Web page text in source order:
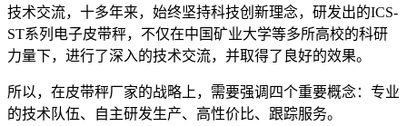
技术交流，十多年来，始终坚持科技创新理念，研发出的ICS-
ST系列电子皮带秤，不仅在中国矿业大学等多所高校的科研
力量下，进行了深入的技术交流，并取得了良好的效果。
所以，在皮带秤厂家的战略上，需要强调四个重要概念：专业
的技术队伍、自主研发生产、高性价比、跟踪服务。